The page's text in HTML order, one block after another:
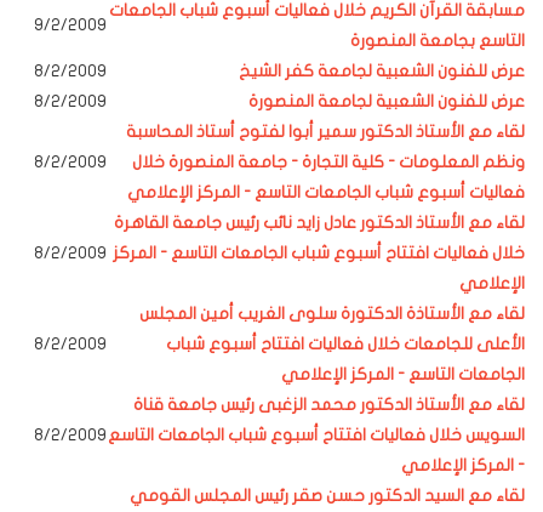
مسابقة القرآن الكريم خلال فعاليات أسبوع شباب الجامعات
التاسع بجامعة المنصورة
9/2/2009
عرض للفنون الشعبية لجامعة كفر الشيخ
8/2/2009
عرض للفنون الشعبية لجامعة المنصورة
8/2/2009
لقاء مع الأستاذ الدكتور سمير أبوا لفتوح أستاذ المحاسبة
ونظم المعلومات - كلية التجارة - جامعة المنصورة خلال
فعاليات أسبوع شباب الجامعات التاسع - المركز الإعلامي
8/2/2009
لقاء مع الأستاذ الدكتور عادل زايد نائب رئيس جامعة القاهرة
خلال فعاليات افتتاح أسبوع شباب الجامعات التاسع - المركز
الإعلامي
8/2/2009
لقاء مع الأستاذة الدكتورة سلوى الغريب أمين المجلس
الأعلى للجامعات خلال فعاليات افتتاح أسبوع شباب
الجامعات التاسع - المركز الإعلامي
8/2/2009
لقاء مع الأستاذ الدكتور محمد الزغبى رئيس جامعة قناة
السويس خلال فعاليات افتتاح أسبوع شباب الجامعات التاسع
- المركز الإعلامي
8/2/2009
لقاء مع السيد الدكتور حسن صقر رئيس المجلس القومي